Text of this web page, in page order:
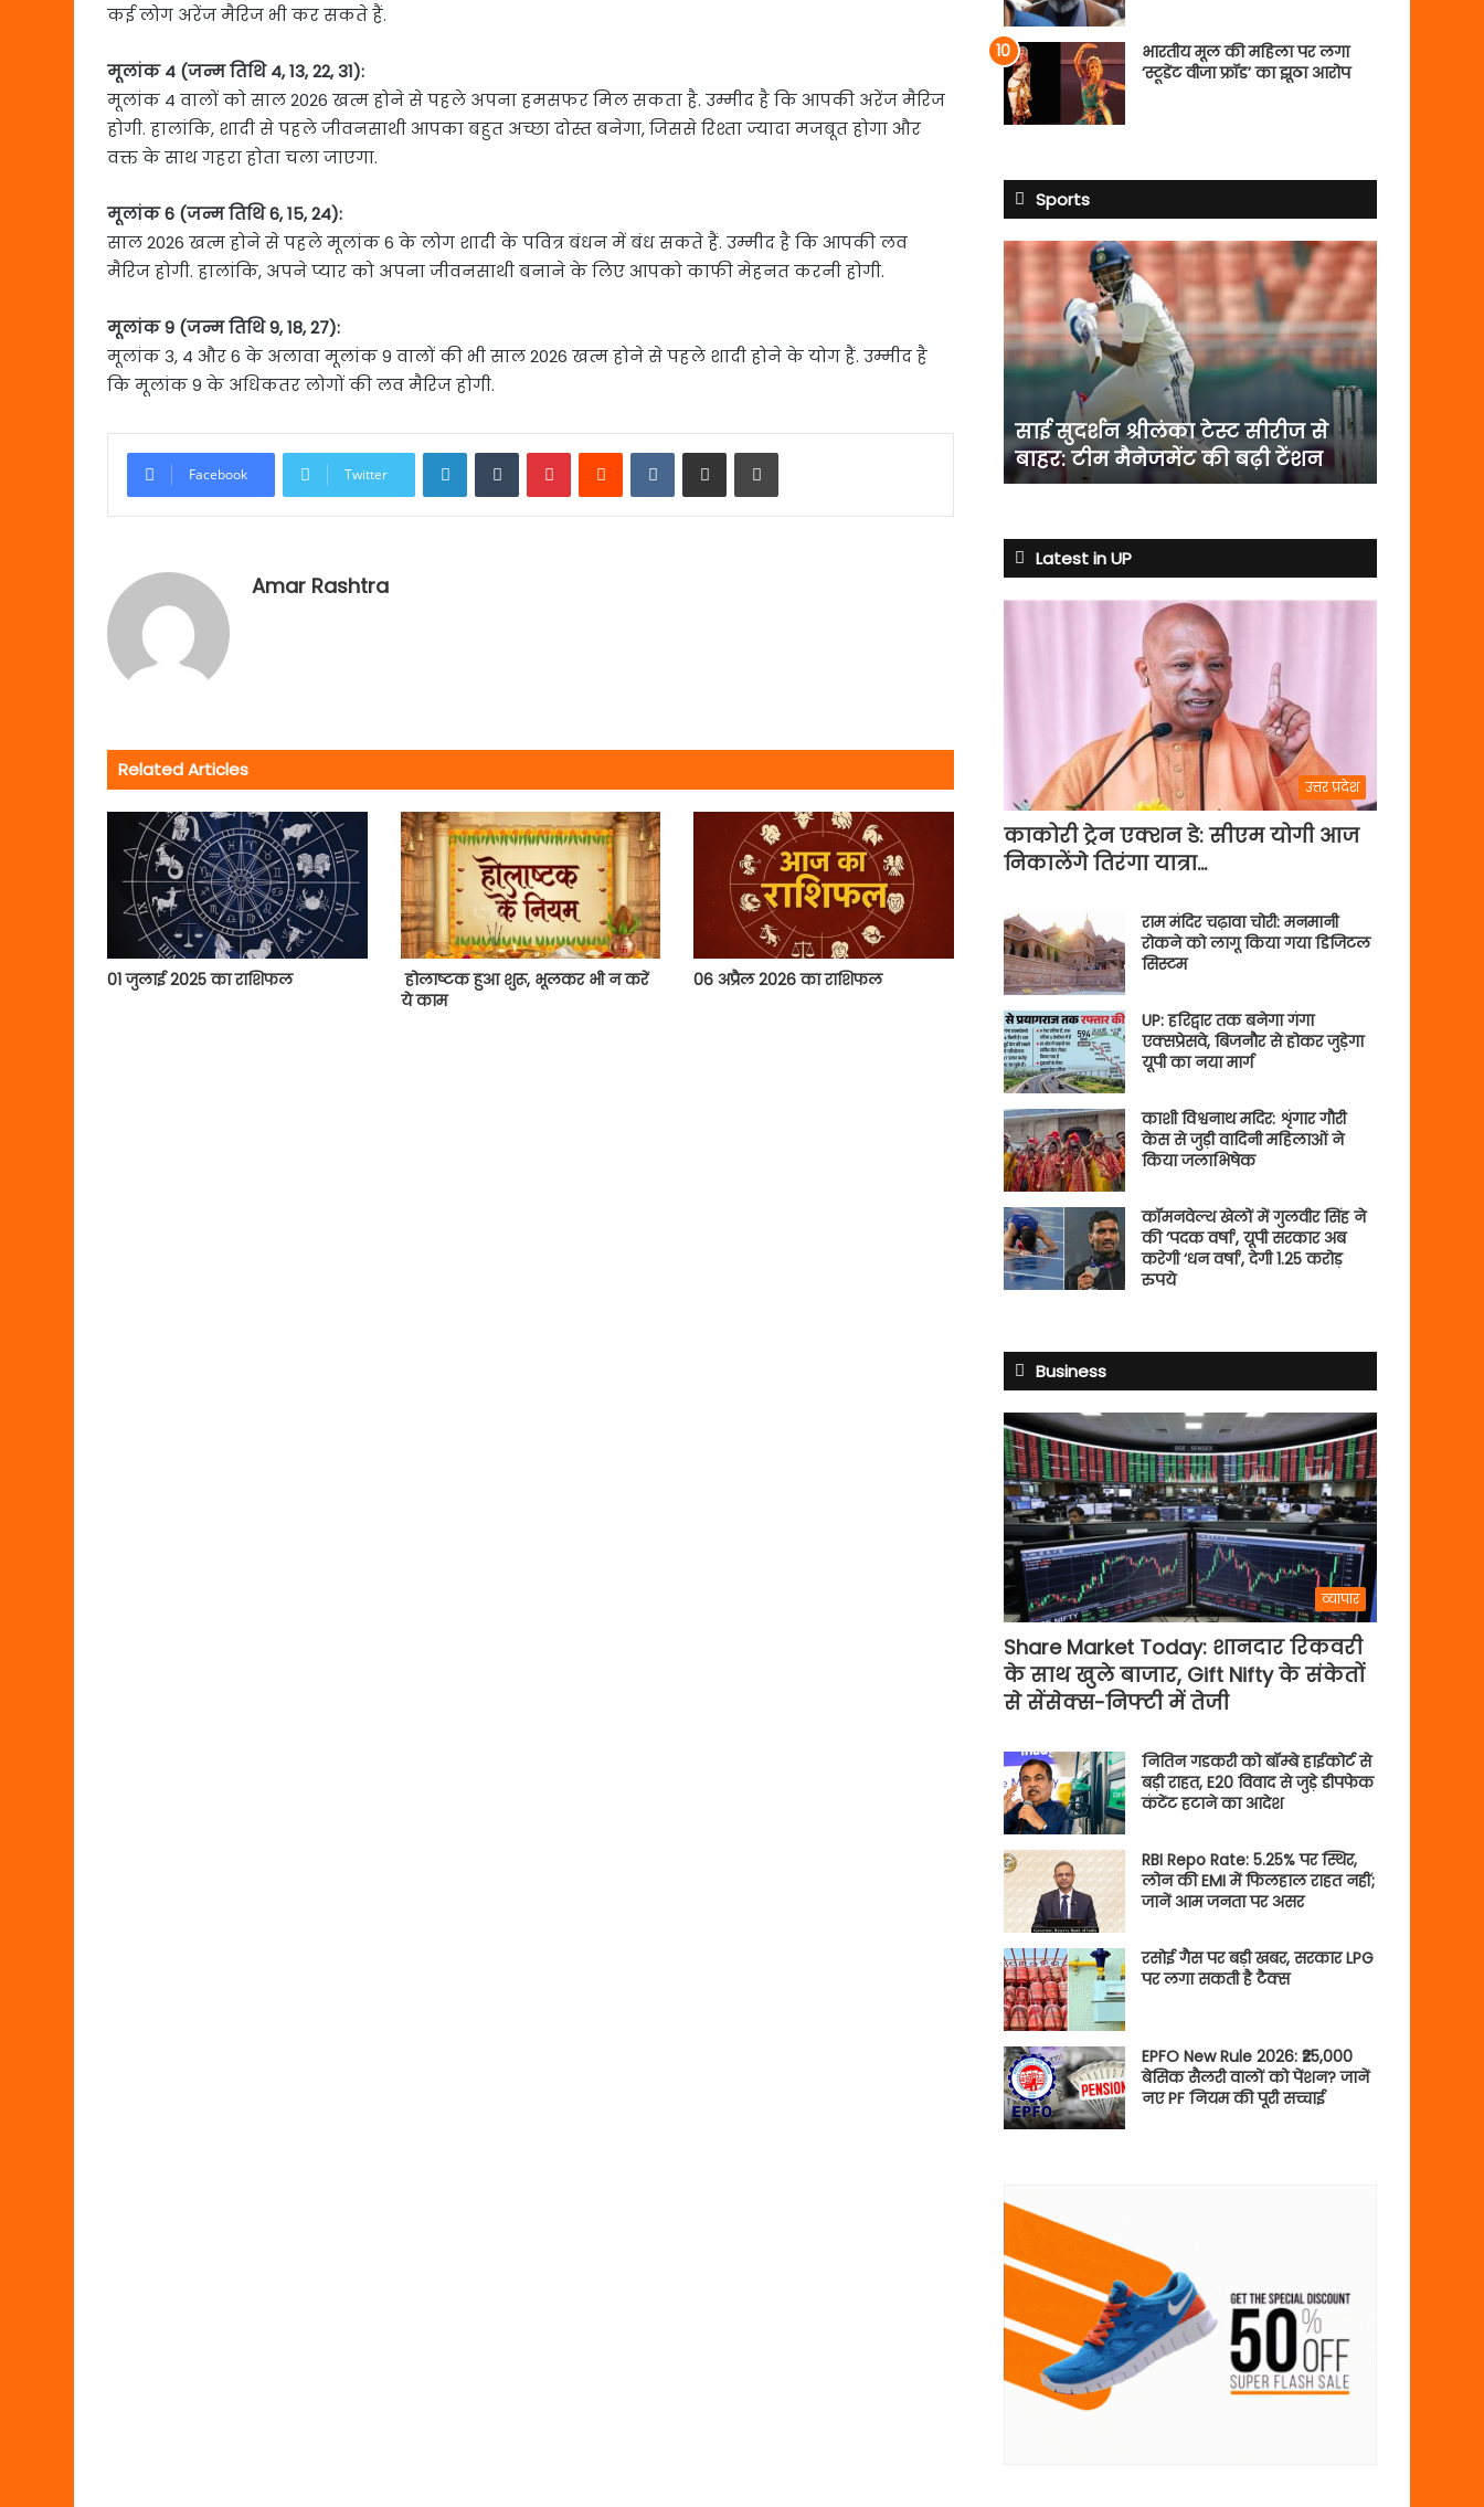
कई लोग अरेंज मैरिज भी कर सकते हैं.
मूलांक 4 (जन्म तिथि 4, 13, 22, 31):
मूलांक 4 वालों को साल 2026 खत्म होने से पहले अपना हमसफर मिल सकता है. उम्मीद है कि आपकी अरेंज मैरिज
होगी. हालांकि, शादी से पहले जीवनसाथी आपका बहुत अच्छा दोस्त बनेगा, जिससे रिश्ता ज्यादा मजबूत होगा और
वक्त के साथ गहरा होता चला जाएगा.
मूलांक 6 (जन्म तिथि 6, 15, 24):
साल 2026 खत्म होने से पहले मूलांक 6 के लोग शादी के पवित्र बंधन में बंध सकते हैं. उम्मीद है कि आपकी लव
मैरिज होगी. हालांकि, अपने प्यार को अपना जीवनसाथी बनाने के लिए आपको काफी मेहनत करनी होगी.
मूलांक 9 (जन्म तिथि 9, 18, 27):
मूलांक 3, 4 और 6 के अलावा मूलांक 9 वालों की भी साल 2026 खत्म होने से पहले शादी होने के योग हैं. उम्मीद है
कि मूलांक 9 के अधिकतर लोगों की लव मैरिज होगी.
Facebook Twitter
LinkedInTumblrPinterestReddit VKontakte
Share via Email Print
Amar Rashtra
Related Articles
01 जुलाई 2025 का राशिफल
होलाष्टक हुआ शुरू, भूलकर भी न करें
ये काम
06 अप्रैल 2026 का राशिफल
भारतीय मूल की महिला पर लगा
‘स्टूडेंट वीजा फ्रॉड’ का झूठा आरोप
Sports
साई
सुदर्शन
टेस्ट
सीरीज
से
मैनेजमेंट
की
बढ़ी
साई सुदर्शन श्रीलंका टेस्ट सीरीज से
बाहर: टीम मैनेजमेंट की बढ़ी टेंशन
Latest in UP
उत्तर प्रदेश
काकोरी ट्रेन एक्शन डे: सीएम योगी आज
निकालेंगे तिरंगा यात्रा…
राम मंदिर चढ़ावा चोरी: मनमानी
रोकने को लागू किया गया डिजिटल
सिस्टम
UP: हरिद्वार तक बनेगा गंगा
एक्सप्रेसवे, बिजनौर से होकर जुड़ेगा
यूपी का नया मार्ग
काशी विश्वनाथ मदिर: शृंगार गौरी
केस से जुड़ी वादिनी महिलाओं ने
किया जलाभिषेक
कॉमनवेल्थ खेलों में गुलवीर सिंह ने
की ‘पदक वर्षा’, यूपी सरकार अब
करेगी ‘धन वर्षा’, देगी 1.25 करोड़
रुपये
Business
व्यापार
Share Market Today: शानदार रिकवरी
के साथ खुले बाजार, Gift Nifty के संकेतों
से सेंसेक्स-निफ्टी में तेजी
नितिन गडकरी को बॉम्बे हाईकोर्ट से
बड़ी राहत, E20 विवाद से जुड़े डीपफेक
कंटेंट हटाने का आदेश
RBI Repo Rate: 5.25% पर स्थिर,
लोन की EMI में फिलहाल राहत नहीं;
जानें आम जनता पर असर
रसोई गैस पर बड़ी खबर, सरकार LPG
पर लगा सकती है टैक्स
EPFO New Rule 2026: ₹25,000
बेसिक सैलरी वालों को पेंशन? जानें
नए PF नियम की पूरी सच्चाई